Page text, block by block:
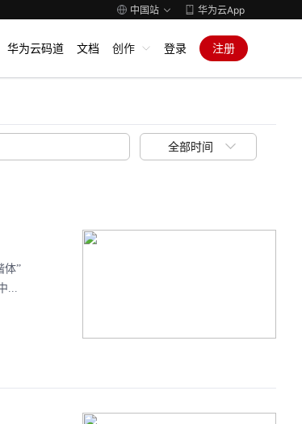
中国站 华为云App
华为云码道 文档 创作 登录 注册
全部时间
体”
...